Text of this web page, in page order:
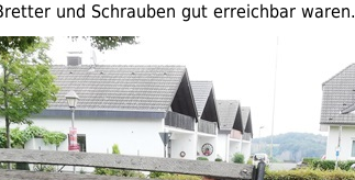
und Schrauben gut erreichbar waren.